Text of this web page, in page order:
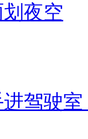
夜空
驾驶